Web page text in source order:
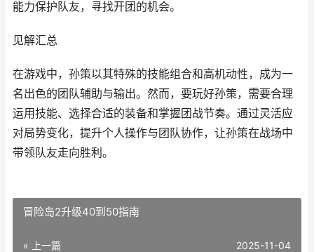
能力保护队友，寻找开团的机会。
见解汇总
在游戏中，孙策以其特殊的技能组合和高机动性，成为一
名出色的团队辅助与输出。然而，要玩好孙策，需要合理
运用技能、选择合适的装备和掌握团战节奏。通过灵活应
对局势变化，提升个人操作与团队协作，让孙策在战场中
带领队友走向胜利。
冒险岛2升级40到50指南
« 上一篇 2025-11-04